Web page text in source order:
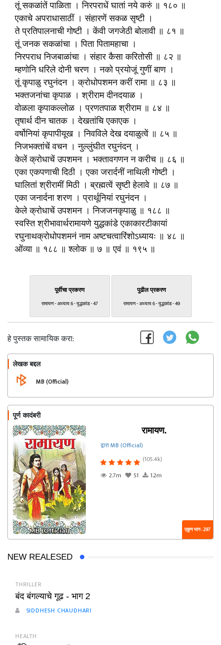
तूं सकळांतें पाळिता । निरपराधें घातां नये करुं ॥ १८० ॥
एकाचे अपराधासाठीं । संहारणें सकळ सृष्टी ।
ते प्रतिपालनाची गोष्टी । केंवी जगजेठी बोलावी ॥ ८१ ॥
तूं जनक सकळांचा । पिता पितामहाचा ।
निरपराध निजबाळांचा । संहार कैसा करितोसी ॥ ८२ ॥
म्हणोनि धरिले दोनी चरण । नको प्रयोजूं गुणीं बाण ।
तूं कृपाळु रघुनंदन । क्रोधोपशमन करीं रामा ॥ ८३ ॥
भक्तजनांचा कृपाळ । श्रीराम दीनदयाळ ।
वोळला कृपाकल्लोळ । प्रणतपाळ श्रीराम ॥ ८४ ॥
तृषार्थ दीन चातक । देखतांचि एकाएक ।
वर्षोनियां कृपापीयूख । निवविले देख दयाळुत्वें ॥ ८५ ॥
निजभक्तांचें वचन । नुल्लुंघीत रघुनंदन् ।
केलें क्रोधाचें उपशमन । भक्तावगणन न करीच ॥ ८६ ॥
एका एकपणाची दिठी । एका जरार्दनीं नाथिली गोष्टी ।
घालितां श्रीरामीं मिठी । ब्रह्मत्वें सृष्टी हेलावे ॥ ८७ ॥
एका जनार्दना शरण । प्रार्थूनियां रघुनंदन ।
केले क्रोधाचें उपशमन । निजजनकृपाळु ॥ १८८ ॥
स्वस्ति श्रीभावार्थरामायणे युद्धकांडे एकाकारटीकायां
रघुनाथक्रोधोपशमनं नाम अष्टचत्वारिंशोऽध्यायः ॥ ४८ ॥
ओंव्या ॥ १८८ ॥ श्लोक ॥ ७ ॥ एवं ॥ १९५ ॥
पूर्वीचा प्रकरण
रामायण - अध्याय 6 - युद्धकांड - 47
पुढील प्रकरण
रामायण - अध्याय 6 - युद्धकांड - 49
हे पुस्तक सामायिक करा:
लेखक बद्दल
MB (Official)
पूर्ण कादंबरी
रामायण.
द्वारा MB (Official)
(105.4k)
2.7m
51 1.2m
एकूण भाग : 297
NEW REALESED
THRILLER
बंद बंगल्याचे गूढ - भाग 2
SIDDHESH CHAUDHARI
HEALTH